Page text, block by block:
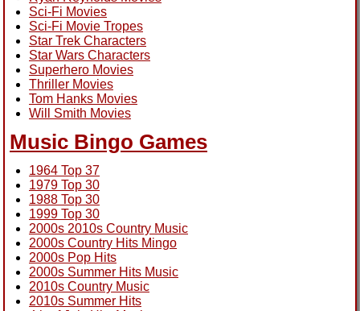
Sci-Fi Movies
Sci-Fi Movie Tropes
Star Trek Characters
Star Wars Characters
Superhero Movies
Thriller Movies
Tom Hanks Movies
Will Smith Movies
Music Bingo Games
1964 Top 37
1979 Top 30
1988 Top 30
1999 Top 30
2000s 2010s Country Music
2000s Country Hits Mingo
2000s Pop Hits
2000s Summer Hits Music
2010s Country Music
2010s Summer Hits